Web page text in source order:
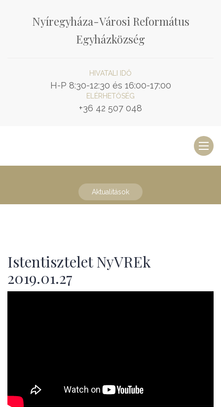
Nyíregyháza-Városi Református
Egyházközség
HIVATALI IDŐ
H-P 8:30-12:30 és 16:00-17:00
ELÉRHETŐSÉG
+36 42 507 048
Aktualitások
Istentisztelet NyVREk
2019.01.27